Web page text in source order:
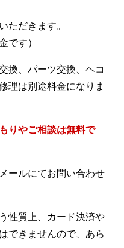
ただきます。
です）
換、パーツ交換、ヘコ
理は別途料金になりま
りやご相談は無料で
ールにてお問い合わせ
性質上、カード決済や
できませんので、あら